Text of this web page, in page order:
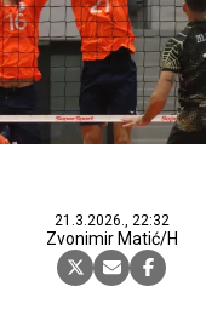
21.3.2026., 22:32
Zvonimir Matić/H